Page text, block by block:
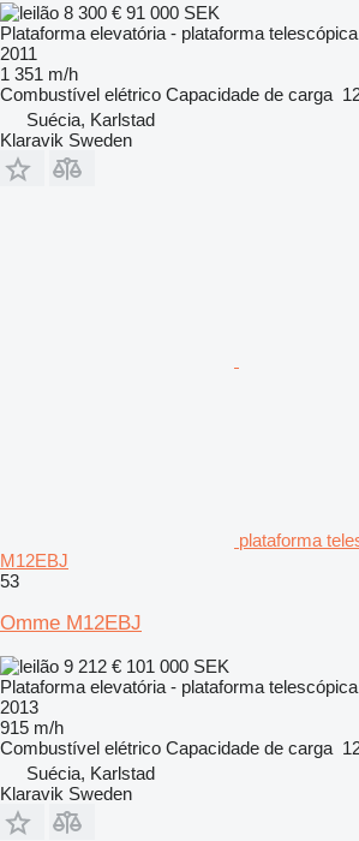
8 300 € 91 000 SEK
Plataforma elevatória - plataforma telescópica
2011
1 351 m/h
Combustível elétrico Capacidade de carga
Suécia, Karlstad
Klaravik Sweden
plataforma
M12EBJ
53
Omme M12EBJ
9 212 € 101 000 SEK
Plataforma elevatória - plataforma telescópica
2013
915 m/h
Combustível elétrico Capacidade de carga
Suécia, Karlstad
Klaravik Sweden